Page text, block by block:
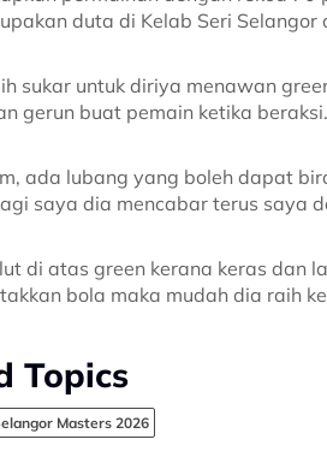
duta di Kelab Seri
sukar untuk diriya menawan
gerun buat pemain ketika beraksi.
ada lubang yang boleh dapat
saya dia mencabar terus saya
di atas green kerana keras dan
bola maka mudah dia raih
Topics
Masters 2026